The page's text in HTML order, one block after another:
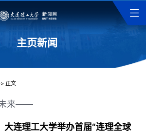
主页新闻
正文
未来——
大连理工大学举办首届“连理全球